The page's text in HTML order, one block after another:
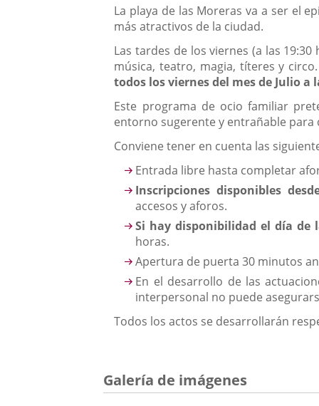
La playa de las Moreras va a ser el
más atractivos de la ciudad.
Las tardes de los viernes (a las
música, teatro, magia, títeres y
todos los viernes del mes de Julio a
Este programa de ocio familiar
entorno sugerente y entrañable para
Conviene tener en cuenta las
Entrada libre hasta completar
Inscripciones disponibles
accesos y aforos.
Si hay disponibilidad el día de
horas.
Apertura de puerta 30 minutos
En el desarrollo de las
interpersonal no puede
Todos los actos se desarrollarán
Galería de imágenes